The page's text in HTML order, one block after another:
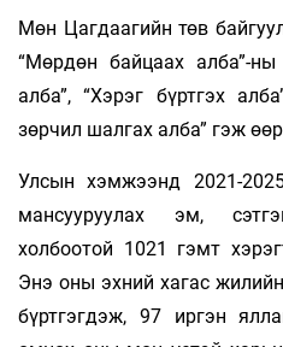
Мөн Цагдаагийн төв
“Мөрдөн байцаах алба”-
алба”, “Хэрэг бүртгэх
зөрчил шалгах алба” гэж
Улсын хэмжээнд 2021-
мансууруулах эм,
холбоотой 1021 гэмт
Энэ оны эхний хагас
бүртгэгдэж, 97 иргэн